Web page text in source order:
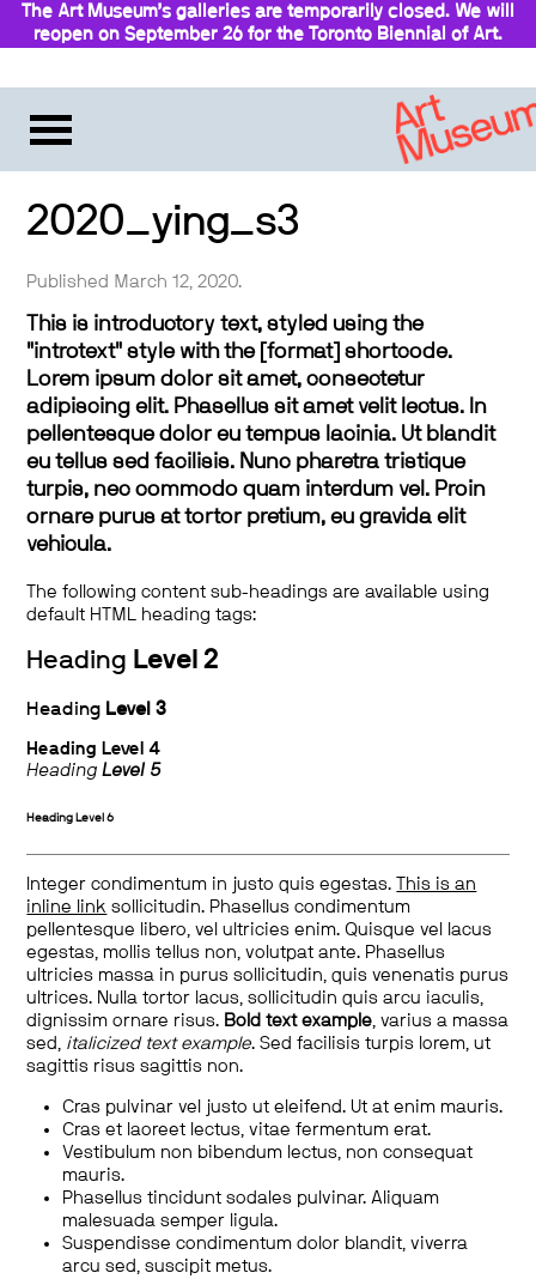
The Art Museum’s galleries are temporarily closed. We will
reopen on September 26 for the Toronto Biennial of Art.
2020_ying_s3
Published March 12, 2020.
This is introductory text, styled using the
"introtext" style with the [format] shortcode.
Lorem ipsum dolor sit amet, consectetur
adipiscing elit. Phasellus sit amet velit lectus. In
pellentesque dolor eu tempus lacinia. Ut blandit
eu tellus sed facilisis. Nunc pharetra tristique
turpis, nec commodo quam interdum vel. Proin
ornare purus at tortor pretium, eu gravida elit
vehicula.
The following content sub-headings are available using
default HTML heading tags:
Heading Level 2
Heading Level 3
Heading Level 4
HeadingLevel 5
Heading Level 6
Integer condimentum in justo quis egestas.
This is an
inline link sollicitudin. Phasellus condimentum
pellentesque libero, vel ultricies enim. Quisque vel lacus
egestas, mollis tellus non, volutpat ante. Phasellus
ultricies massa in purus sollicitudin, quis venenatis purus
ultrices. Nulla tortor lacus, sollicitudin quis arcu iaculis,
dignissim ornare risus. Bold text example, varius a massa
sed, italicized text example. Sed facilisis turpis lorem, ut
sagittis risus sagittis non.
Cras pulvinar vel justo ut eleifend. Ut at enim mauris.
Cras et laoreet lectus, vitae fermentum erat.
Vestibulum non bibendum lectus, non consequat
mauris.
Phasellus tincidunt sodales pulvinar. Aliquam
malesuada semper ligula.
Suspendisse condimentum dolor blandit, viverra
arcu sed, suscipit metus.